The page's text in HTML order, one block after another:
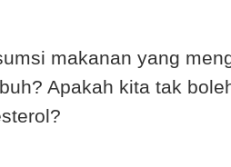
makanan yang
Apakah kita tak